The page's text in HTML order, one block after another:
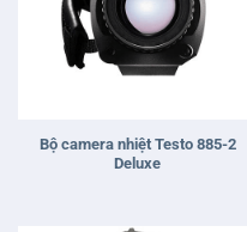
Bộ camera nhiệt Testo 885-2
Deluxe